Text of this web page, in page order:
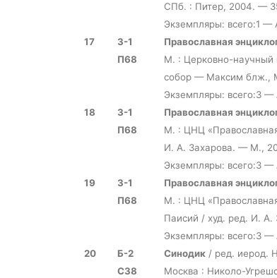
СПб. : Питер, 2004. —
Экземпляры: всего:1 —
17
З-1
П68
Православная
М. : Церковно-научный
собор — Максим блж.,
Экземпляры: всего:3 —
18
З-1
П68
Православная
М. : ЦНЦ
И. А. Захарова. — М.,
Экземпляры: всего:3 —
19
З-1
П68
Православная
М. : ЦНЦ
Паисий / худ. ред. И.
Экземпляры: всего:3 —
20
Б-2
С38
Синодик / ред. иерод.
Москва : Николо-